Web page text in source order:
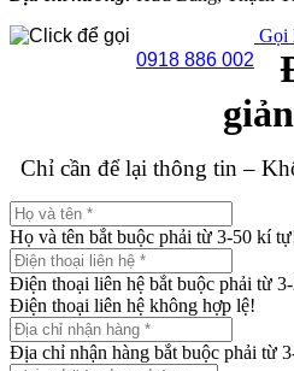
0918 886 002
Gọi
Chỉ cần để lại thông tin –
Họ và tên bắt buộc phải từ 3-50 kí
Điện thoại liên hệ bắt buộc phải từ
Điện thoại liên hệ không hợp lệ!
Địa chỉ nhận hàng bắt buộc phải từ